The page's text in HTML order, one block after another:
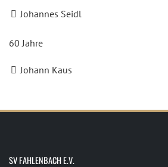
Johannes Seidl
60 Jahre
Johann Kaus
SV FAHLENBACH E.V.